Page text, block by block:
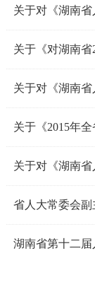
省人大常委会
湖南省第十二